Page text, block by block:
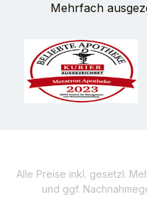
Mehrfach
Alle Preise inkl. gesetzl.
und ggf.